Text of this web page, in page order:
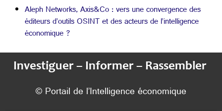
Aleph Networks, Axis&Co : vers une convergence des
éditeurs d’outils OSINT et des acteurs de l’intelligence
économique ?
Investiguer – Informer – Rassembler
© Portail de l’Intelligence économique